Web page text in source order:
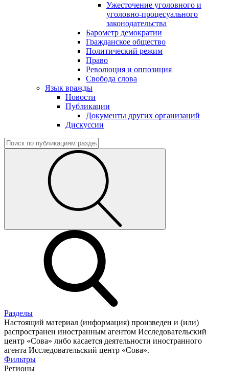
Ужесточение уголовного и
уголовно-процесуального
законодательства
Барометр демократии
Гражданское общество
Политический режим
Право
Революция и оппозиция
Свобода слова
Язык вражды
Новости
Публикации
Документы других организаций
Дискуссии
Разделы
Настоящий материал (информация) произведен и (или)
распространен иностранным агентом Исследовательский
центр «Сова» либо касается деятельности иностранного
агента Исследовательский центр «Сова».
Фильтры
Регионы